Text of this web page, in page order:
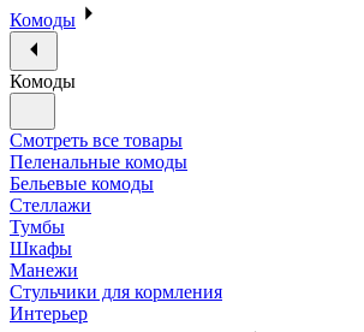
Комоды
Комоды
Смотреть все товары
Пеленальные комоды
Бельевые комоды
Стеллажи
Тумбы
Шкафы
Манежи
Стульчики для кормления
Интерьер